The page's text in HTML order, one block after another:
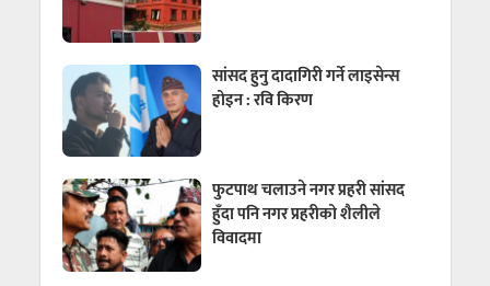
सांसद हुनु दादागिरी गर्ने लाइसेन्स
होइन : रवि किरण
फुटपाथ चलाउने नगर प्रहरी सांसद
हुँदा पनि नगर प्रहरीको शैलीले
विवादमा